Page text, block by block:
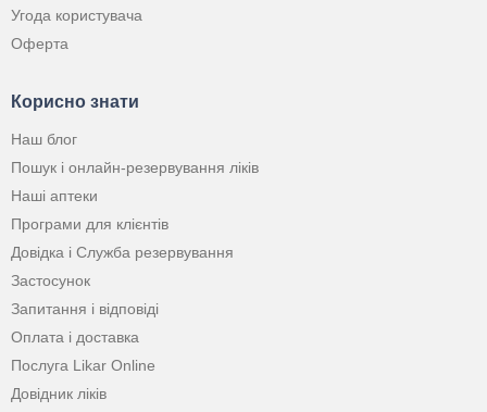
Угода користувача
Оферта
Корисно знати
Наш блог
Пошук і онлайн-резервування ліків
Наші аптеки
Програми для клієнтів
Довідка і Служба резервування
Застосунок
Запитання і відповіді
Оплата і доставка
Послуга Likar Online
Довідник ліків